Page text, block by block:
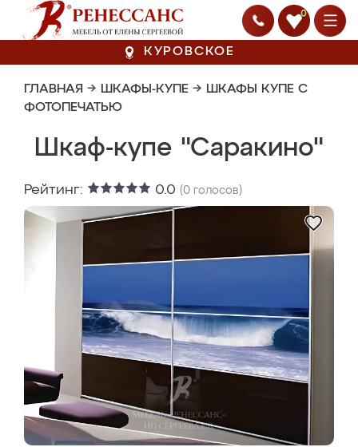
0
КУРОВСКОЕ
ГЛАВНАЯ → ШКАФЫ-КУПЕ → ШКАФЫ КУПЕ С
ФОТОПЕЧАТЬЮ
Шкаф-купе "Саракино"
Рейтинг: 0.0 (0 голосов)